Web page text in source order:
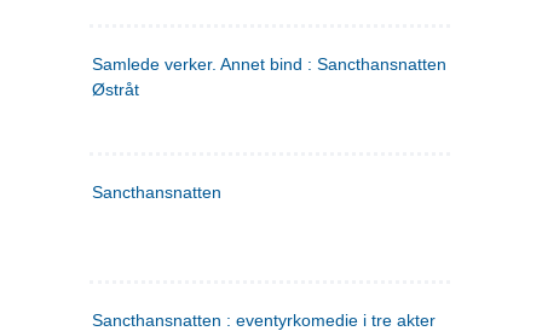
Samlede verker. Annet bind : Sancthansnatten ; Fru Inger
Østråt
Sancthansnatten
Sancthansnatten : eventyrkomedie i tre akter